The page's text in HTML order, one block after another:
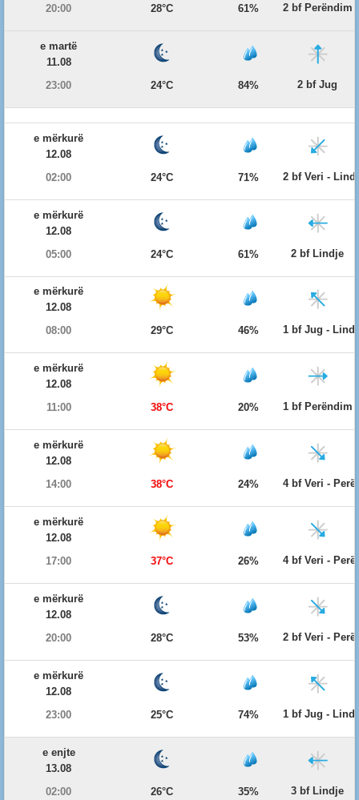
20:00
28°C 61% 2 bf Perëndim
e martë
11.08
23:00
24°C 84% 2 bf Jug
e mërkurë
12.08
02:00
24°C 71% 2 bf Veri -
e mërkurë
12.08
05:00
24°C 61% 2 bf Lindje
e mërkurë
12.08
08:00
29°C 46% 1 bf Jug -
e mërkurë
12.08
11:00
38°C 20% 1 bf Perëndim
e mërkurë
12.08
14:00
38°C 24% 4 bf Veri -
e mërkurë
12.08
17:00
37°C 26% 4 bf Veri -
e mërkurë
12.08
20:00
28°C 53% 2 bf Veri -
e mërkurë
12.08
23:00
25°C 74% 1 bf Jug -
e enjte
13.08
02:00
26°C 35% 3 bf Lindje